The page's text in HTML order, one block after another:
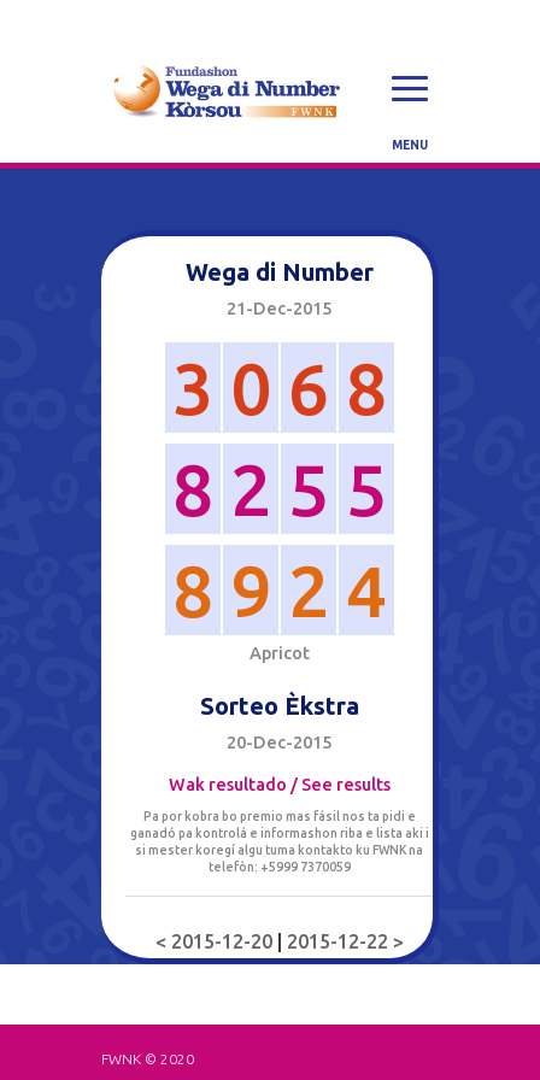
Wega di Number
21-Dec-2015
3 0 6 8
8 2 5 5
8 9 2 4
Apricot
Sorteo Èkstra
20-Dec-2015
Wak resultado / See results
Pa por kobra bo premio mas fásil nos ta pidi e
ganadó pa kontrolá e informashon riba e lista aki i
si mester koregí algu tuma kontakto ku FWNK na
telefòn: +5999 7370059
< 2015-12-20 2015-12-22 >
FWNK © 2020